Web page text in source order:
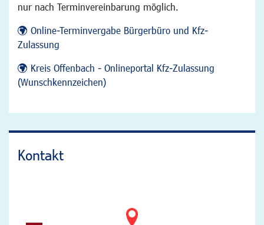
nur nach Terminvereinbarung möglich.
Online-Terminvergabe Bürgerbüro und Kfz-
Zulassung
Kreis Offenbach - Onlineportal Kfz-Zulassung
(Wunschkennzeichen)
Kontakt